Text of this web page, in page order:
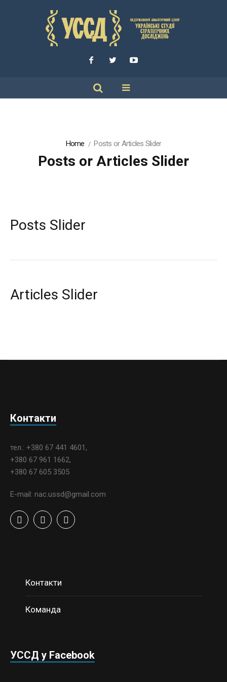
Home Posts or Articles Slider
Posts or Articles Slider
Posts Slider
Articles Slider
Контакти
тел.: +380 67 441 4601,
+380 67 961 1662,
+380 67 605 3505
E-mail: nac.ussd@gmail.com
Контакти
Команда
УССД у Facebook